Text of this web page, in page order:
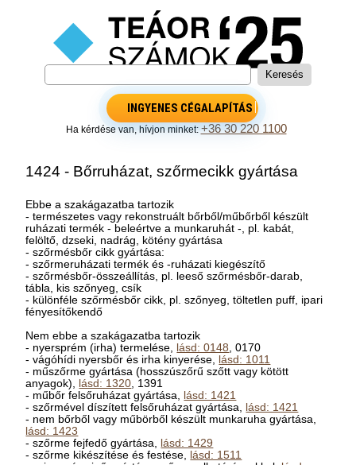
INGYENES CÉGALAPÍTÁS
Ha kérdése van, hívjon minket:+36 30 220 1100
1424 - Bőrruházat, szőrmecikk gyártása
Ebbe a szakágazatba tartozik
- természetes vagy rekonstruált bőrből/műbőrből készült
ruházati termék - beleértve a munkaruhát -, pl. kabát,
felöltő, dzseki, nadrág, kötény gyártása
- szőrmésbőr cikk gyártása:
- szőrmeruházati termék és -ruházati kiegészítő
- szőrmésbőr-összeállítás, pl. leeső szőrmésbőr-darab,
tábla, kis szőnyeg, csík
- különféle szőrmésbőr cikk, pl. szőnyeg, töltetlen puff, ipari
fényesítőkendő
Nem ebbe a szakágazatba tartozik
- nyersprém (irha) termelése, lásd: 0148 , 0170
- vágóhídi nyersbőr és irha kinyerése, lásd: 1011
- műszőrme gyártása (hosszúszőrű szőtt vagy kötött
anyagok), lásd: 1320 , 1391
- műbőr felsőruházat gyártása, lásd: 1421
- szőrmével díszített felsőruházat gyártása, lásd: 1421
- nem bőrből vagy műbörből készült munkaruha gyártása,
lásd: 1423
- szőrme fejfedő gyártása, lásd: 1429
- szőrme kikészítése és festése, lásd: 1511